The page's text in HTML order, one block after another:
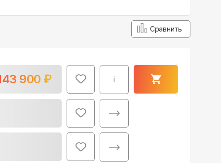
Сравнить
900 ₽ i